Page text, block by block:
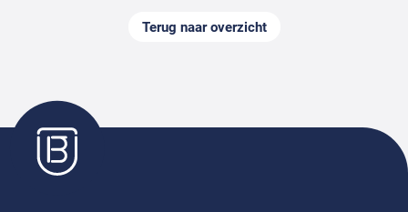
Terug naar overzicht